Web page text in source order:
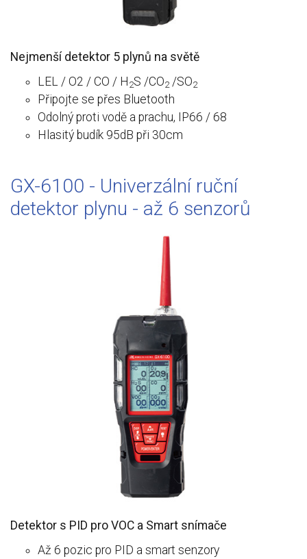
Nejmenší detektor 5 plynů na světě
LEL / O2 / CO / H 2S /CO2 /SO2
Připojte se přes Bluetooth
Odolný proti vodě a prachu, IP66 / 68
Hlasitý budík 95dB při 30cm
GX-6100 - Univerzální ruční
detektor plynu - až 6 senzorů
Detektor s PID pro VOC a Smart snímače
Až 6 pozic pro PID a smart senzory